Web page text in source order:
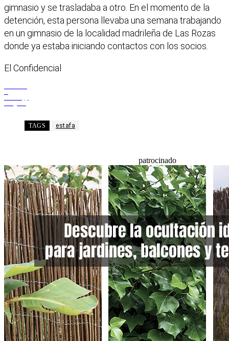
gimnasio y se trasladaba a otro. En el momento de la
detención, esta persona llevaba una semana trabajando
en un gimnasio de la localidad madrileña de Las Rozas
donde ya estaba iniciando contactos con los socios.
El Confidencial
TAGS estafa
patrocinado